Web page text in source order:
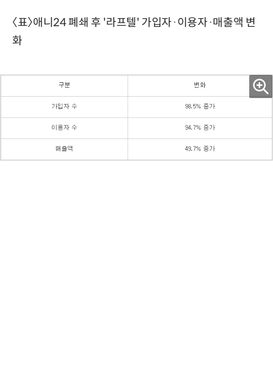
〈표〉애니24 폐쇄 후 '라프텔' 가입자·이용자·매출액 변
화